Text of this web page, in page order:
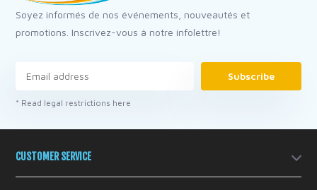
Soyez informés de nos événements, nouveautés et
promotions. Inscrivez-vous à notre infolettre!
Subscribe
* Read legal restrictions here
CUSTOMER SERVICE